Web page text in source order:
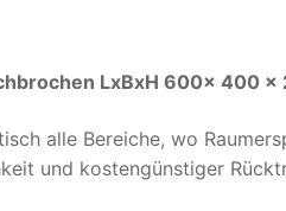
LxBxH 600x 400 x
alle Bereiche, wo
und kostengünstiger